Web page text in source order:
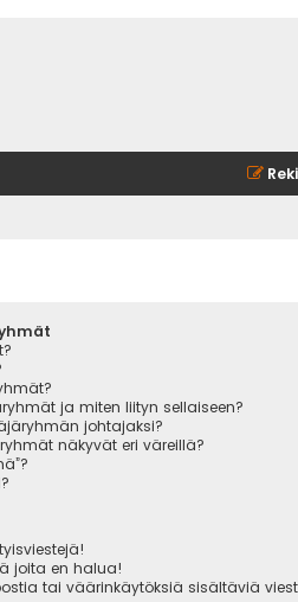
ja miten liityn sellaiseen?
johtajaksi?
näkyvät eri väreillä?
joita en halua!
tai väärinkäytöksiä sisältäviä